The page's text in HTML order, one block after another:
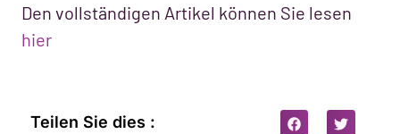
Den vollständigen Artikel können Sie lesen
hier
Teilen Sie dies :